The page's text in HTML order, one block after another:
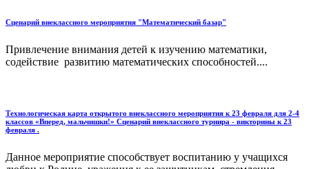
Сценарий внеклассного мероприятия "Математический базар"
Привлечение внимания детей к изучению математики,
содействие развитию математических способностей....
Технологическая карта открытого внеклассного мероприятия к 23 февраля для 2-4
классов «Вперед, мальчишки!» Сценарий внеклассного турнира - викторины к 23
февраля .
Данное мероприятие способствует воспитанию у учащихся